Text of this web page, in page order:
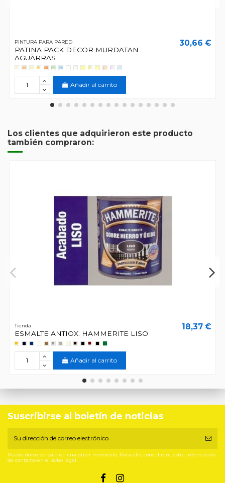
PINTURA PARA PARED
PATINA PACK DECOR MURDATAN
AGUÀRRAS
30,66 €
Añadir al carrito
Los clientes que adquirieron este producto
también compraron:
Tienda
ESMALTE ANTIOX. HAMMERITE LISO
18,37 €
Añadir al carrito
Suscribirse al boletín de noticias
Puede darse de baja en cualquier momento. Para ello, consulte nuestra información
de contacto en el aviso legal.